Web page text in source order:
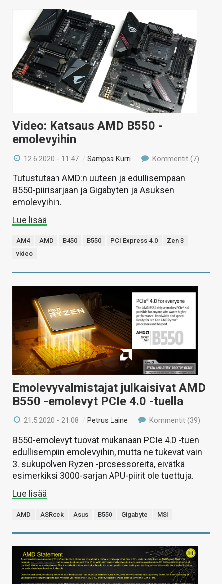
Video: Katsaus AMD B550 -
emolevyihin
12.6.2020 - 11:47 /Sampsa Kurri Kommentit (7)
Tutustutaan AMD:n uuteen ja edullisempaan
B550-piirisarjaan ja Gigabyten ja Asuksen
emolevyihin.
Lue lisää
AM4 AMD B450 B550 PCI Express 4.0
Zen 3
video
Emolevyvalmistajat julkaisivat AMD
B550 -emolevyt PCIe 4.0 -tuella
21.5.2020 - 21:08 /Petrus Laine Kommentit (39)
B550-emolevyt tuovat mukanaan PCIe 4.0 -tuen
edullisempiin emolevyihin, mutta ne tukevat vain
3. sukupolven Ryzen -prosessoreita, eivätkä
esimerkiksi 3000-sarjan APU-piirit ole tuettuja.
Lue lisää
AMD ASRock Asus B550 Gigabyte MSI